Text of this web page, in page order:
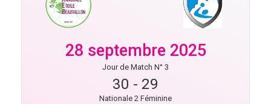
28 septembre 2025
Jour de Match N° 3
30 - 29
Nationale 2 Féminine